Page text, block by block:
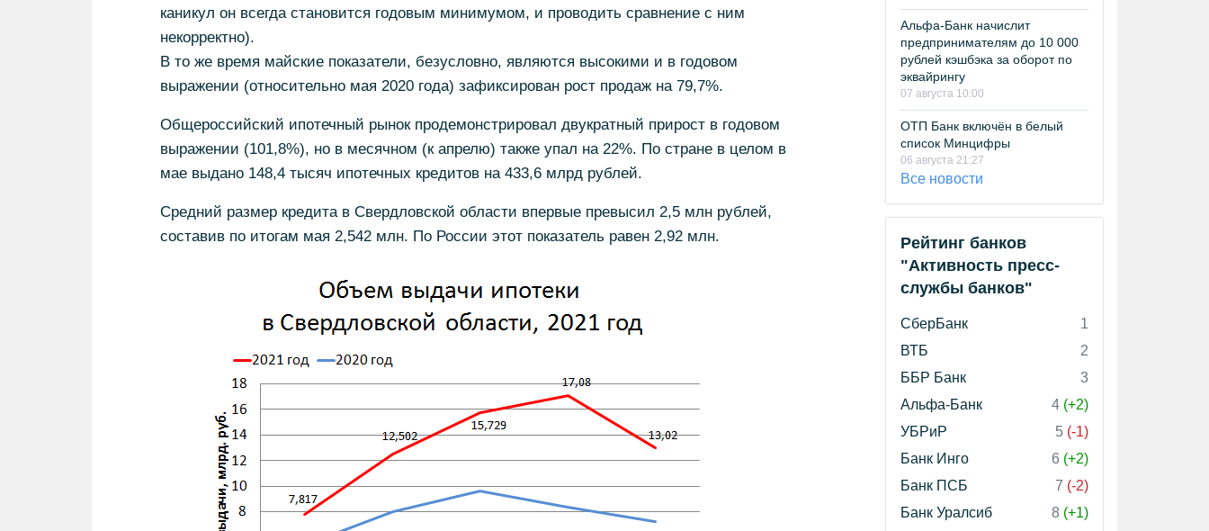
каникул он всегда становится годовым минимумом, и проводить сравнение с ним
некорректно).
В то же время майские показатели, безусловно, являются высокими и в годовом
выражении (относительно мая 2020 года) зафиксирован рост продаж на 79,7%.
Общероссийский ипотечный рынок продемонстрировал двукратный прирост в годовом
выражении (101,8%), но в месячном (к апрелю) также упал на 22%. По стране в целом в
мае выдано 148,4 тысяч ипотечных кредитов на 433,6 млрд рублей.
Средний размер кредита в Свердловской области впервые превысил 2,5 млн рублей,
составив по итогам мая 2,542 млн. По России этот показатель равен 2,92 млн.
Альфа-Банк начислит
предпринимателям до 10 000
рублей кэшбэка за оборот по
эквайрингу
07 августа 10:00
ОТП Банк включён в белый
список Минцифры
06 августа 21:27
Все новости
Рейтинг банков
"Активность пресс-
службы банков"
СберБанк
1
ВТБ
2
ББР Банк
3
Альфа-Банк
4 (+2)
УБРиР
5 (-1)
Банк Инго
6 (+2)
Банк ПСБ
7 (-2)
Банк Уралсиб
8 (+1)